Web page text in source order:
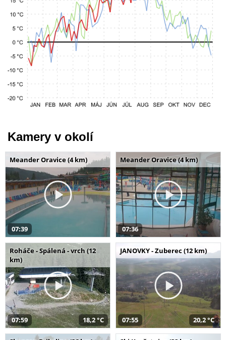
Kamery v okolí
Meander Oravice (4 km)
07:39
Meander Oravice (4 km)
07:36
Roháče - Spálená - vrch (12
km)
07:59 18,2 °C
JANOVKY - Zuberec (12 km)
07:55 20,2 °C